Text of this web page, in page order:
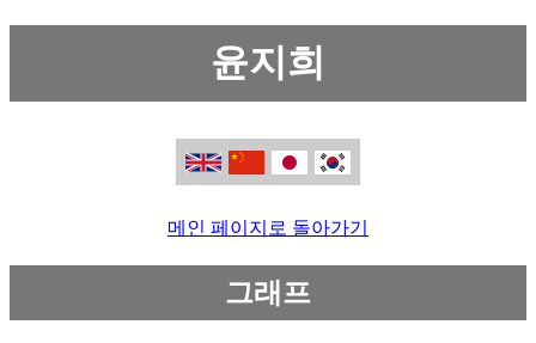
윤지희
메인 페이지로 돌아가기
그래프